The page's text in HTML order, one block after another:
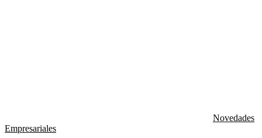
Novedades
Empresariales